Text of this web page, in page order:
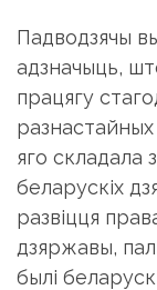
Падводзячы
адзначыць,
працягу
яго складала
беларускіх
развіцця
дзяржавы,
былі